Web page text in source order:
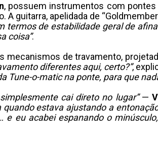
, possuem instrumentos com
guitarra, apelidada de
termos de estabilidade geral de
coisa”.
de travamento,
diferentes aqui, certo?”,
o-matic na ponte, para que
simplesmente cai direto no lugar”—
quando estava ajustando a
eu acabei espanando o